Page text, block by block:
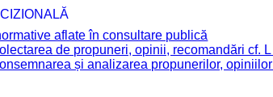
aflate în consultare publică
de propuneri, opinii, recomandări cf.
și analizarea propunerilor,